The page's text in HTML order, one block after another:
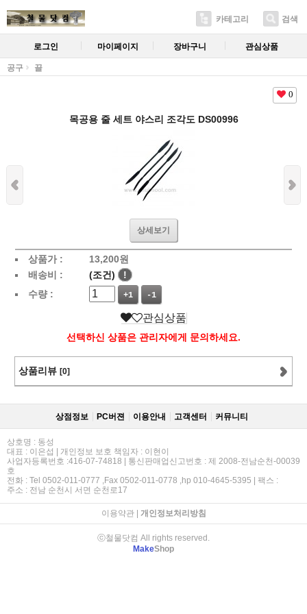
카테고리 검색
로그인 마이페이지 장바구니 관심상품
공구 끌
0
목공용 줄 세트 야스리 조각도 DS00996
상세보기
상품가 : 13,200원
배송비 :
(조건)
!
수량 :
+1 -1
관심상품
선택하신 상품은 관리자에게 문의하세요.
상품리뷰 [0]
상점정보 PC버젼 이용안내 고객센터 커뮤니티
상호명 : 동성
대표 : 이은섭 | 개인정보 보호 책임자 : 이현이
사업자등록번호 :416-07-74818 | 통신판매업신고번호 : 제 2008-전남순천-00039
호
전화 : Tel 0502-011-0777 ,Fax 0502-011-0778 ,hp 010-4645-5395 | 팩스 :
주소 : 전남 순천시 서면 순천로17
이용약관| 개인정보처리방침
ⓒ철물닷컴 All rights reserved.
MakeShop